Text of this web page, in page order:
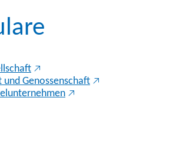
und Genossenschaft